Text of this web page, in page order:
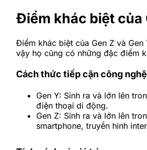
Điểm khác biệt của
Điểm khác biệt của Gen Z và
vậy họ cũng có những đặc điểm
Cách thức tiếp cận công nghệ
Gen Y: Sinh ra và lớn lên
điện thoại di động.
Gen Z: Sinh ra và lớn lên
smartphone, truyền hình